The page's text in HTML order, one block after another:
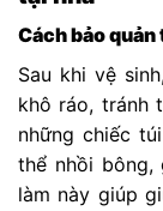
Cách bảo
Sau khi vệ
khô ráo, tránh
những chiếc
thể nhồi bông,
làm này giúp